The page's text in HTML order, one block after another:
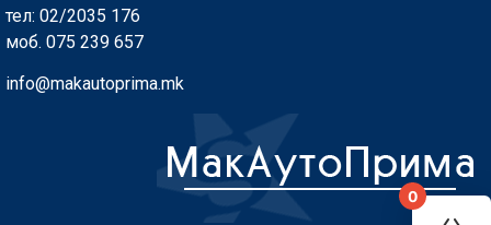
тел: 02/2035 176
моб. 075 239 657
info@makautoprima.mk
0